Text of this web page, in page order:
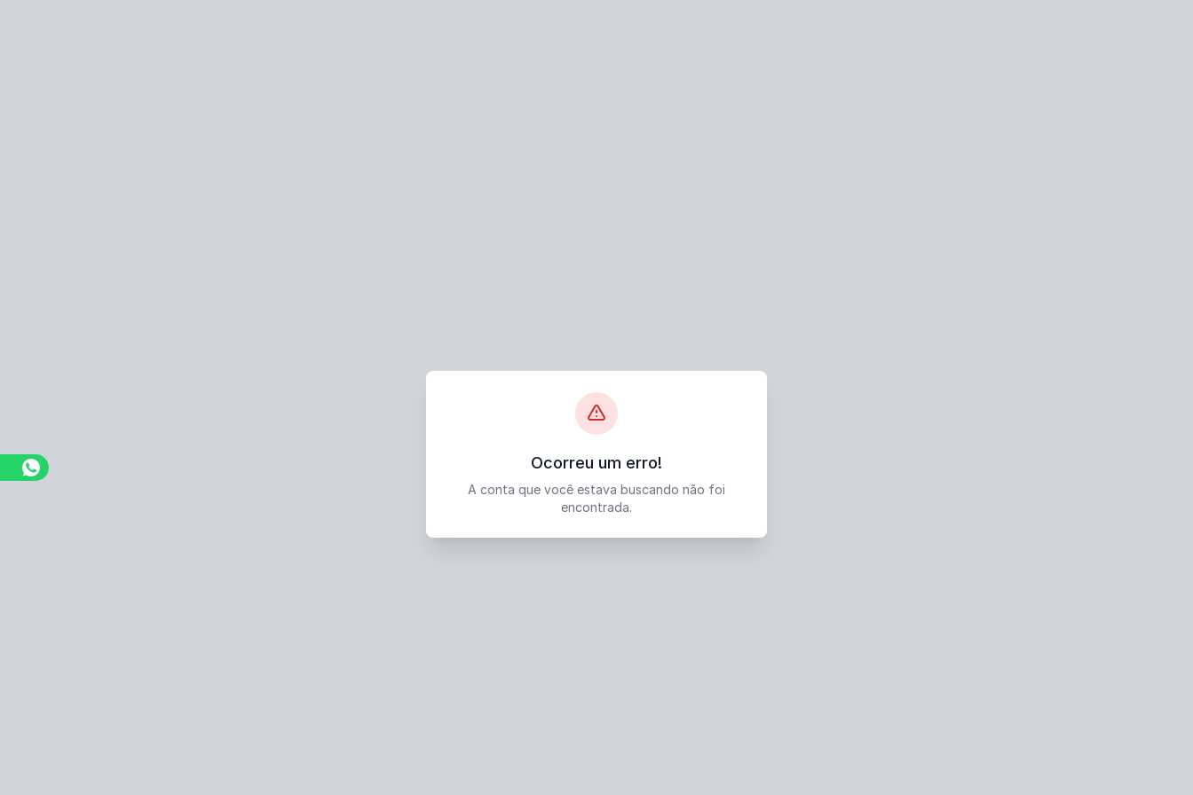
Ocorreu um erro!
A conta que você estava buscando não foi
encontrada.